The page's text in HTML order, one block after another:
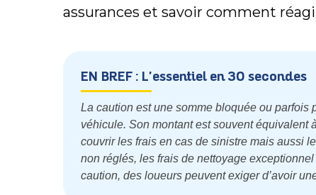
assurances et savoir comment
EN BREF : L'essentiel en 30 secondes
La caution est une somme bloquée ou parfois
véhicule. Son montant est souvent équivalent
couvrir les frais en cas de sinistre mais aussi
non réglés, les frais de nettoyage
caution, des loueurs peuvent exiger d’avoir